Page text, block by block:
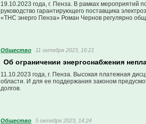
19.10.2023 года, г. Пенза. В рамках
руководство гарантирующего поставщика
«ТНС энерго Пенза» Роман Чернов регулярно
Общество 11 октября 2023, 16:21
Об ограничении энергоснабжения
11.10.2023 года, г. Пенза. Высокая платежная
области. И для ее поддержания законом
долгов.
Общество 5 октября 2023, 14:24